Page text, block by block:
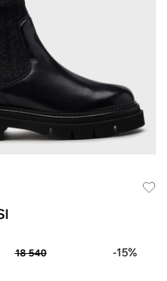
18 540
-15%